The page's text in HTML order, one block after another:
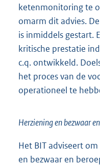
ketenmonitoring te
omarm dit advies.
is inmiddels gestart.
kritische prestatie
c.q. ontwikkeld.
het proces van de
operationeel te
Herziening en bezwaar
Het BIT adviseert
en bezwaar en